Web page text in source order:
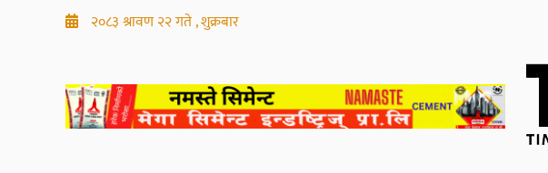
२०८३ श्रावण २२ गते , शुक्रबार